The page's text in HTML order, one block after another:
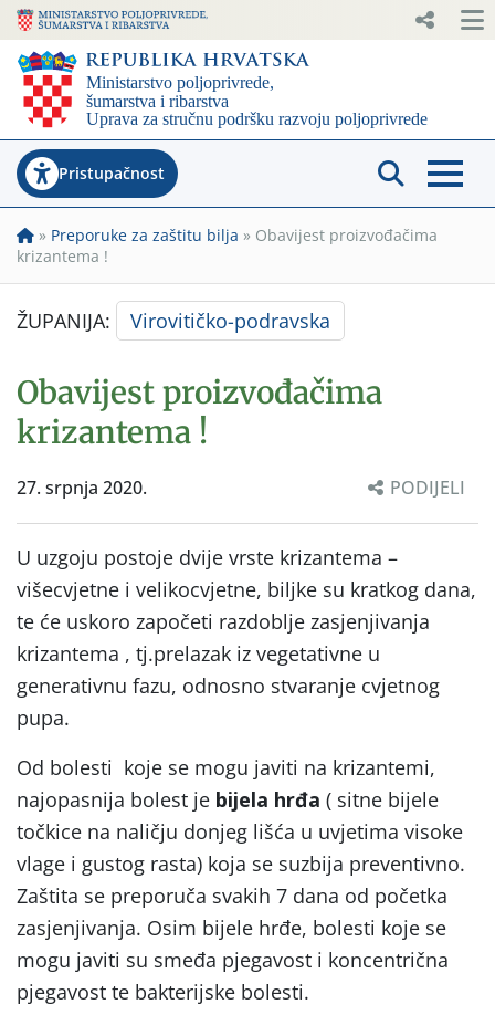
Pristupačnost
» Preporuke za zaštitu bilja » Obavijest proizvođačima
krizantema !
ŽUPANIJA: Virovitičko-podravska
Obavijest proizvođačima
krizantema !
27. srpnja 2020. PODIJELI
U uzgoju postoje dvije vrste krizantema –
višecvjetne i velikocvjetne, biljke su kratkog dana,
te će uskoro započeti razdoblje zasjenjivanja
krizantema , tj.prelazak iz vegetativne u
generativnu fazu, odnosno stvaranje cvjetnog
pupa.
Od bolesti koje se mogu javiti na krizantemi,
najopasnija bolest je bijela hrđa ( sitne bijele
točkice na naličju donjeg lišća u uvjetima visoke
vlage i gustog rasta) koja se suzbija preventivno.
Zaštita se preporuča svakih 7 dana od početka
zasjenjivanja. Osim bijele hrđe, bolesti koje se
mogu javiti su smeđa pjegavost i koncentrična
pjegavost te bakterijske bolesti.